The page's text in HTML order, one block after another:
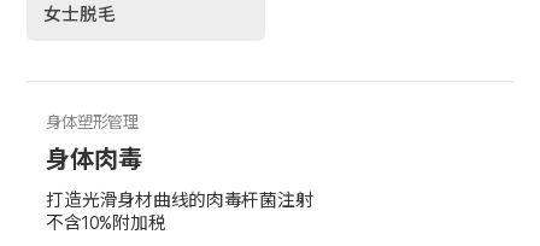
女士脱毛
身体塑形管理
身体肉毒
打造光滑身材曲线的肉毒杆菌注射
不含10%附加税